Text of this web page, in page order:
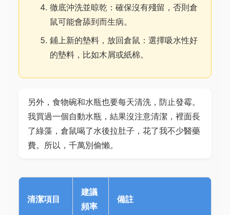
徹底沖洗並晾乾：確保沒有殘留，否則倉
鼠可能會舔到而生病。
鋪上新的墊料，放回倉鼠：選擇吸水性好
的墊料，比如木屑或紙棉。
另外，食物碗和水瓶也要每天清洗，防止發霉。
我買過一個自動水瓶，結果沒注意清潔，裡面長
了綠藻，倉鼠喝了水後拉肚子，花了我不少醫藥
費。所以，千萬別偷懶。
清潔項目
建議
頻率
備註